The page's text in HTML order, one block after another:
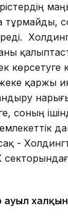
тұрмайды,
Холдинг
қаржы
соның
-
ауыл